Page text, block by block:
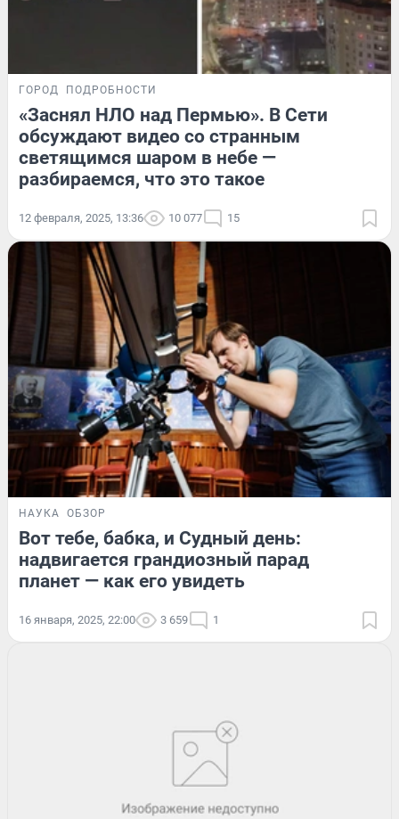
ГОРОД ПОДРОБНОСТИ
«Заснял НЛО над Пермью». В Сети
обсуждают видео со странным
светящимся шаром в небе —
разбираемся, что это такое
12 февраля, 2025, 13:36 10 077 15
НАУКА ОБЗОР
Вот тебе, бабка, и Судный день:
надвигается грандиозный парад
планет — как его увидеть
16 января, 2025, 22:00 3 659 1